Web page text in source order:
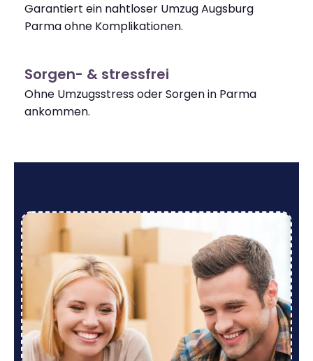
Garantiert ein nahtloser Umzug Augsburg
Parma ohne Komplikationen.
Sorgen- & stressfrei
Ohne Umzugsstress oder Sorgen in Parma
ankommen.